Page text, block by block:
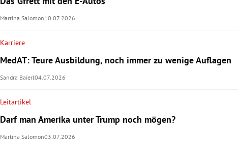
Martina Salomon10.07.2026
Karriere
MedAT: Teure Ausbildung, noch immer zu wenige Auflagen
Sandra Baierl04.07.2026
Leitartikel
Darf man Amerika unter Trump noch mögen?
Martina Salomon03.07.2026